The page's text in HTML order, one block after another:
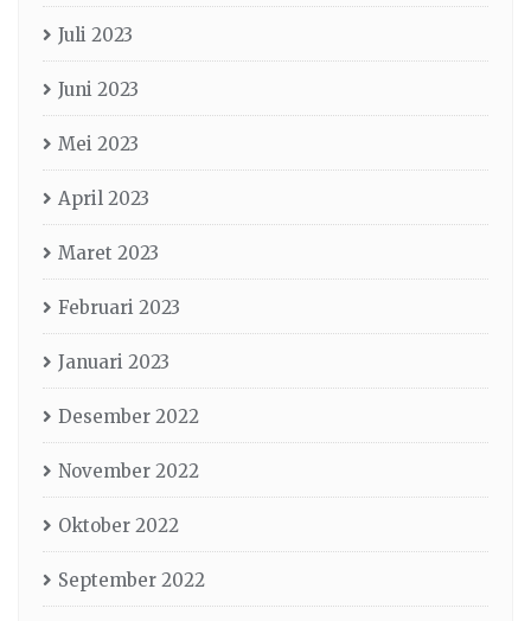
Juli 2023
Juni 2023
Mei 2023
April 2023
Maret 2023
Februari 2023
Januari 2023
Desember 2022
November 2022
Oktober 2022
September 2022